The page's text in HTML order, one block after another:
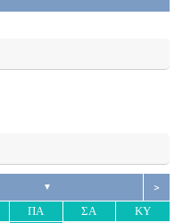
▼
>
ΠΑ ΣΑ ΚΥ